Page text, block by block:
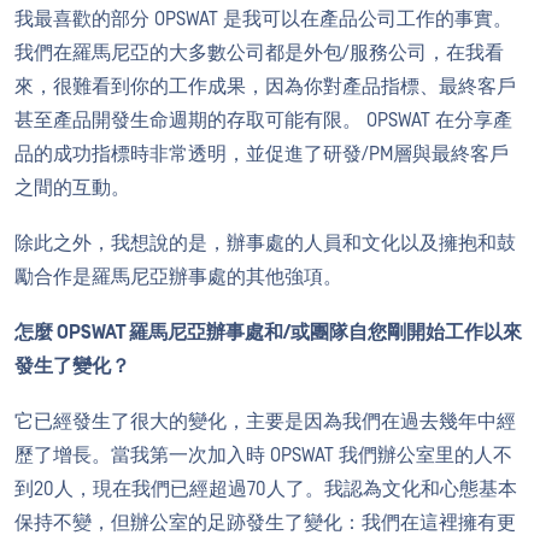
我最喜歡的部分 OPSWAT 是我可以在產品公司工作的事實。
我們在羅馬尼亞的大多數公司都是外包/服務公司，在我看
來，很難看到你的工作成果，因為你對產品指標、最終客戶
甚至產品開發生命週期的存取可能有限。 OPSWAT 在分享產
品的成功指標時非常透明，並促進了研發/PM層與最終客戶
之間的互動。
除此之外，我想說的是，辦事處的人員和文化以及擁抱和鼓
勵合作是羅馬尼亞辦事處的其他強項。
怎麼 OPSWAT 羅馬尼亞辦事處和/或團隊自您剛開始工作以來
發生了變化？
它已經發生了很大的變化，主要是因為我們在過去幾年中經
歷了增長。當我第一次加入時 OPSWAT 我們辦公室里的人不
到20人，現在我們已經超過70人了。我認為文化和心態基本
保持不變，但辦公室的足跡發生了變化：我們在這裡擁有更